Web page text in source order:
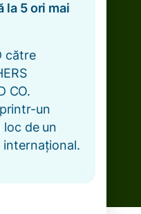
la 5 ori mai
către
CO.
un
loc de un